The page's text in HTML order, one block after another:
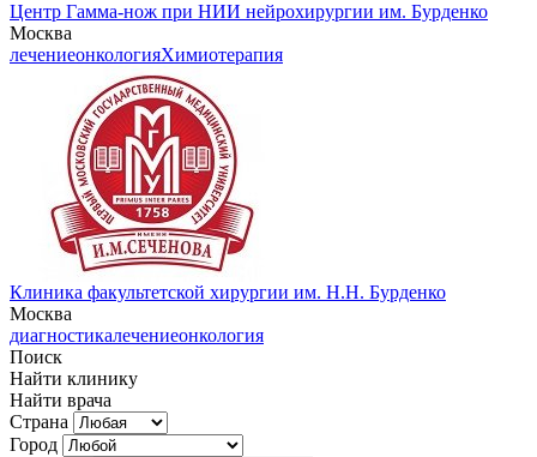
Центр Гамма-нож при НИИ нейрохирургии им. Бурденко
Москва
лечениеонкологияХимиотерапия
Клиника факультетской хирургии им. Н.Н. Бурденко
Москва
диагностикалечениеонкология
Поиск
Найти клинику
Найти врача
Страна
Город